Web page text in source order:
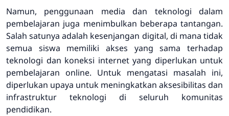
Namun, penggunaan media dan teknologi dalam
pembelajaran juga menimbulkan beberapa tantangan.
Salah satunya adalah kesenjangan digital, di mana tidak
semua siswa memiliki akses yang sama terhadap
teknologi dan koneksi internet yang diperlukan untuk
pembelajaran online. Untuk mengatasi masalah ini,
diperlukan upaya untuk meningkatkan aksesibilitas dan
infrastruktur teknologi di seluruh komunitas
pendidikan.